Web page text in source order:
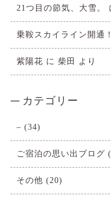
21つ目の節気、大雪。
乗鞍スカイライン開通
紫陽花 に 柴田 より
カテゴリー
– (34)
ご宿泊の思い出ブログ
その他 (20)